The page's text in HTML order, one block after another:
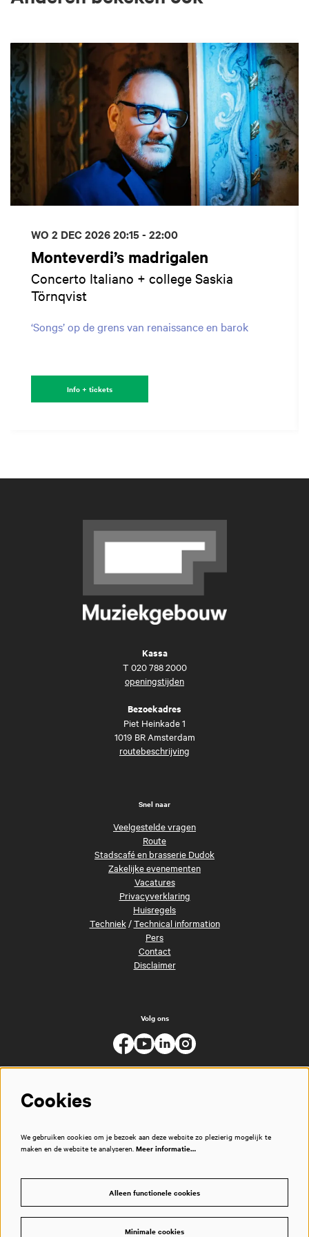
Monteverdi’s madrigalen
Concerto Italiano + college Saskia
Törnqvist
‘Songs’ op de grens van renaissance en barok
WO 2 DEC 202620:15 - 22:00
Info + tickets
Kassa
T 020 788 2000
openingstijden
Bezoekadres
Piet Heinkade 1
1019 BR Amsterdam
routebeschrijving
Snel naar
Veelgestelde vragen
Route
Stadscafé en brasserie Dudok
Zakelijke evenementen
Vacatures
Privacyverklaring
Huisregels
Techniek/Technical information
Pers
Contact
Disclaimer
Volg ons
Cookies
We gebruiken cookies om je bezoek aan deze website zo plezierig mogelijk te
maken en de website te analyseren. Meer informatie…
Alleen functionele cookies
Minimale cookies